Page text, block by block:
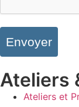
Envoyer
Ateliers
Ateliers et